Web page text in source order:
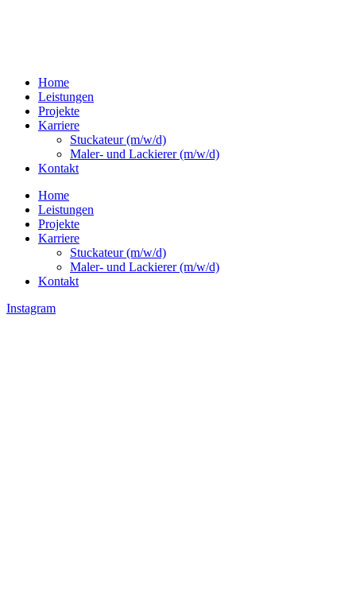
Home
Leistungen
Projekte
Karriere
Stuckateur (m/w/d)
Maler- und Lackierer (m/w/d)
Kontakt
Home
Leistungen
Projekte
Karriere
Stuckateur (m/w/d)
Maler- und Lackierer (m/w/d)
Kontakt
Instagram